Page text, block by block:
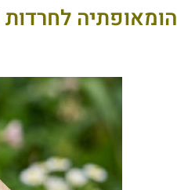
הומאופתיה